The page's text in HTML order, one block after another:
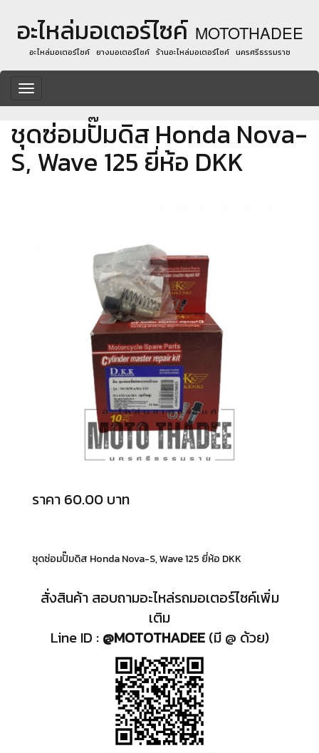
อะไหล่มอเตอร์ไซค์ MOTOTHADEE
อะไหล่มอเตอร์ไซค์ ยางมอเตอร์ไซค์ ร้านอะไหล่มอเตอร์ไซค์ นครศรีธรรมราช
Toggle
navigation
ชุดซ่อมปั๊มดิส Honda Nova-
S, Wave 125 ยี่ห้อ DKK
ราคา 60.00 บาท
ชุดซ่อมปั๊มดิส Honda Nova-S, Wave 125 ยี่ห้อ DKK
สั่งสินค้า สอบถามอะไหล่รถมอเตอร์ไซค์เพิ่ม
เติม
Line ID : @MOTOTHADEE(มี @ ด้วย)